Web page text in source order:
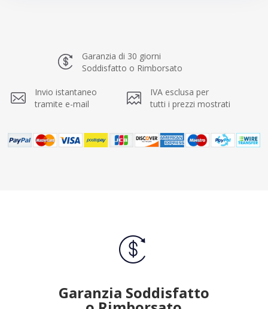
Garanzia di 30 giorni
Soddisfatto o Rimborsato
Invio istantaneo
tramite e-mail
IVA esclusa per
tutti i prezzi mostrati
Garanzia Soddisfatto